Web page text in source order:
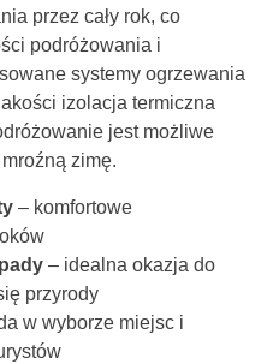
przez cały rok, co
podróżowania i
systemy ogrzewania
izolacja termiczna
jest możliwe
zimę.
– komfortowe
– idealna okazja do
przyrody
w wyborze miejsc i